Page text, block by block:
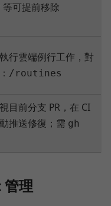
等可提前移除
行雲端例行工作，對
/routines
目前分支 PR，在 CI
推送修復；需 gh
理